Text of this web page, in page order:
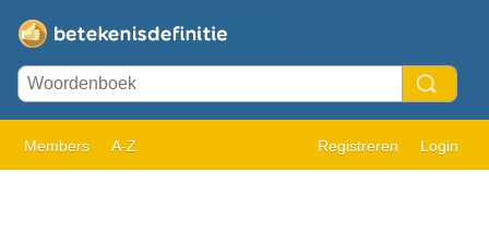
Members A-Z Registreren Login